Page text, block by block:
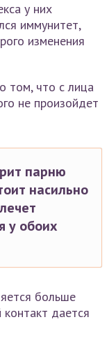
у них
иммунитет,
изменения
том, что с лица
не произойдет
парню
насильно
у обоих
больше
дается